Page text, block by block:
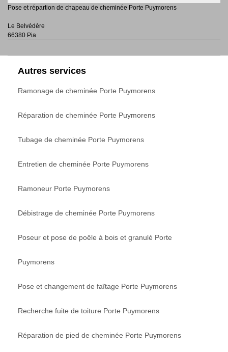
Pose et répartion de chapeau de cheminée Porte Puymorens
Le Belvédère
66380 Pia
Autres services
Ramonage de cheminée Porte Puymorens
Réparation de cheminée Porte Puymorens
Tubage de cheminée Porte Puymorens
Entretien de cheminée Porte Puymorens
Ramoneur Porte Puymorens
Débistrage de cheminée Porte Puymorens
Poseur et pose de poêle à bois et granulé Porte
Puymorens
Pose et changement de faîtage Porte Puymorens
Recherche fuite de toiture Porte Puymorens
Réparation de pied de cheminée Porte Puymorens